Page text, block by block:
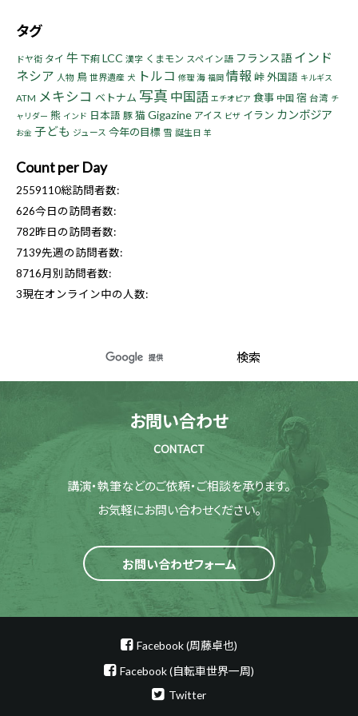
タグ
ドヤ街 タイ 牛 下痢 LCC 漢字 くまモン スペイン語 フランス語 インド
ネシア 人物 鳥 世界遺産 犬 トルコ 修理 海 福岡 情報 峠 外国語 キルギス
ATM メキシコ ベトナム 写真 中国語 エチオピア 食事 中国 宿 台湾 チ
ャリダー 熊 インド 日本語 豚 猫Gigazine アイス ビザ イラン カンボジア
お金 子ども ジュース 今年の目標 雪 誕生日 羊
Count per Day
2559110総訪問者数:
626今日の訪問者数:
782昨日の訪問者数:
7139先週の訪問者数:
8716月別訪問者数:
3現在オンライン中の人数:
お問い合わせ
CONTACT
講演・執筆などのご依頼・ご相談を承ります。
お気軽にお問い合わせください。
お問い合わせフォーム
Facebook (周藤卓也)
Facebook (自転車世界一周)
Twitter